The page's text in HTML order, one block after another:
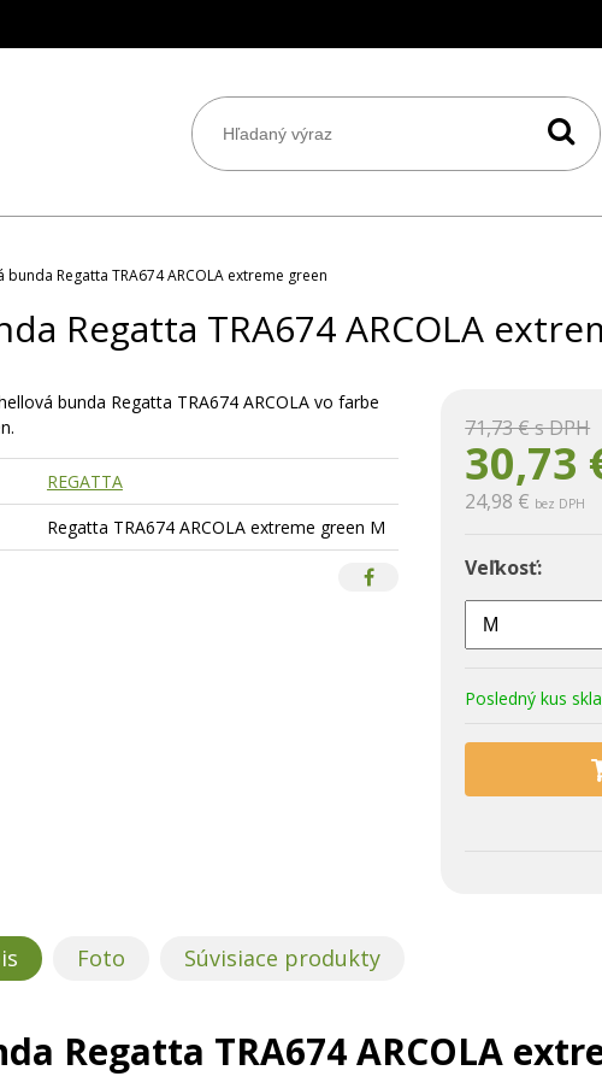
Regatta TRA674 ARCOLA extreme green
Regatta TRA674 ARCOLA
71,73 €s DPH
30,73
24,98 € bez DPH
Veľkosť:
Posledný kus
bunda Regatta TRA674 ARCOLA vo farbe
REGATTA
Regatta TRA674 ARCOLA extreme green M
Foto Súvisiace produkty
Regatta TRA674 ARCOLA